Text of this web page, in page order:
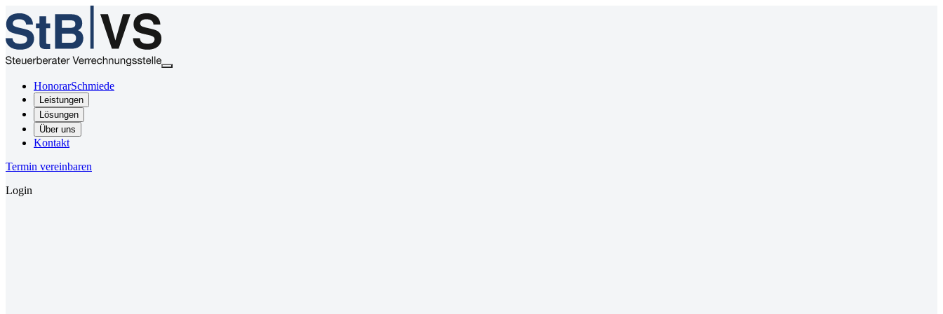
HonorarSchmiede
Leistungen
Lösungen
Über uns
Kontakt
Termin vereinbaren
Login